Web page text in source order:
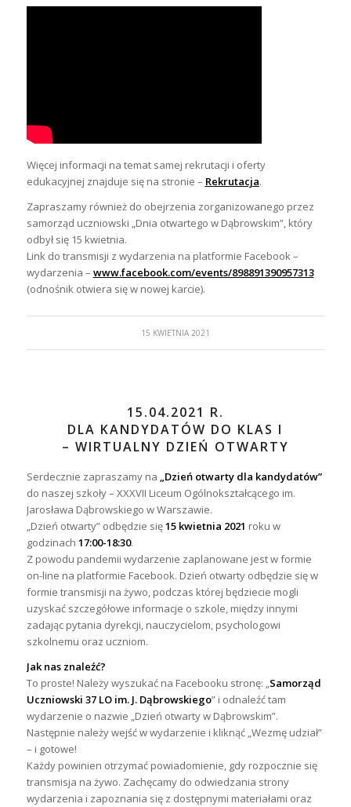
Więcej informacji na temat samej rekrutacji i oferty
edukacyjnej znajduje się na stronie – Rekrutacja.
Zapraszamy również do obejrzenia zorganizowanego przez
samorząd uczniowski „Dnia otwartego w Dąbrowskim”, który
odbył się 15 kwietnia.
Link do transmisji z wydarzenia na platformie Facebook –
wydarzenia – www.facebook.com/events/898891390957313
(odnośnik otwiera się w nowej karcie).
15 KWIETNIA 2021
15.04.2021 R.
DLA KANDYDATÓW DO KLAS I
– WIRTUALNY DZIEŃ OTWARTY
Serdecznie zapraszamy na „Dzień otwarty dla kandydatów”
do naszej szkoły – XXXVII Liceum Ogólnokształcącego im.
Jarosława Dąbrowskiego w Warszawie.
„Dzień otwarty” odbędzie się15 kwietnia 2021 roku w
godzinach 17:00-18:30.
Z powodu pandemii wydarzenie zaplanowane jest w formie
on-line na platformie Facebook. Dzień otwarty odbędzie się w
formie transmisji na żywo, podczas której będziecie mogli
uzyskać szczegółowe informacje o szkole, między innymi
zadając pytania dyrekcji, nauczycielom, psychologowi
szkolnemu oraz uczniom.
Jak nas znaleźć?
To proste! Należy wyszukać na Facebooku stronę: „Samorząd
Uczniowski 37 LO im. J. Dąbrowskiego” i odnaleźć tam
wydarzenie o nazwie „Dzień otwarty w Dąbrowskim”.
Następnie należy wejść w wydarzenie i kliknąć „Wezmę udział”
– i gotowe!
Każdy powinien otrzymać powiadomienie, gdy rozpocznie się
transmisja na żywo. Zachęcamy do odwiedzania strony
wydarzenia i zapoznania się z dostępnymi materiałami oraz